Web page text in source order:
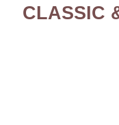
CLASSIC